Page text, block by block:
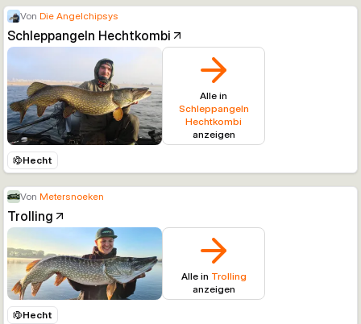
Von Die Angelchipsys
Schleppangeln Hechtkombi
Alle in
Schleppangeln
Hechtkombi
anzeigen
Hecht
Von Metersnoeken
Trolling
Alle in Trolling
anzeigen
Hecht